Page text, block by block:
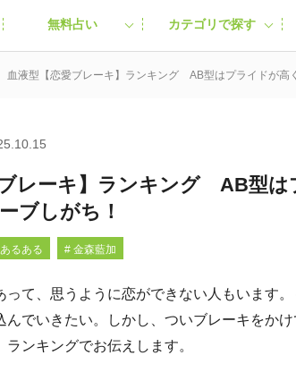
無料占い カテゴリで探す
レーキ】ランキング AB型は
ブしがち！
るある # 金森藍加
て、思うように恋ができない人もいます。
んでいきたい。しかし、ついブレーキをか
ンキングでお伝えします。
血液型【恋愛ブレーキ】ランキング AB型はプライドが高